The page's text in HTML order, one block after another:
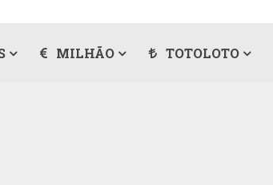
MILHÃO TOTOLOTO